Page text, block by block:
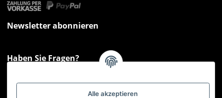
Alle akzeptieren
Newsletter abonnieren
Haben Sie Fragen?
Montag - Freitag: 09:00 - 17:00 Uhr